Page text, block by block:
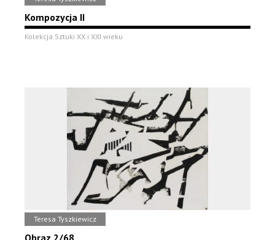
Kompozycja II
Kolekcja Sztuki XX i XXI wieku
Teresa Tyszkiewicz